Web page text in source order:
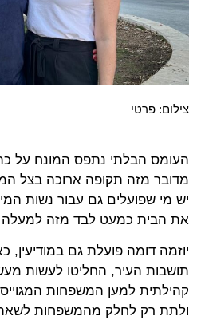
צילום: פרטי
העומס הבלתי נתפס המונח על
מדובר מזה תקופה ארוכה בצל
יש מי שפועלים גם עבור נשות
את הבית כמעט לבד מזה למעלה
יוזמה דומה פועלת גם במודיעין,
תושבות העיר, החליטו לעשות
קהילתית למען המשפחות
ולתת רק לחלק מהמשפחות